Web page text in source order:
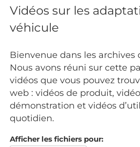
Vidéos sur les
véhicule
Bienvenue dans les archives
Nous avons réuni sur cette
vidéos que vous pouvez
web : vidéos de produit,
démonstration et vidéos
quotidien.
Afficher les fichiers pour: